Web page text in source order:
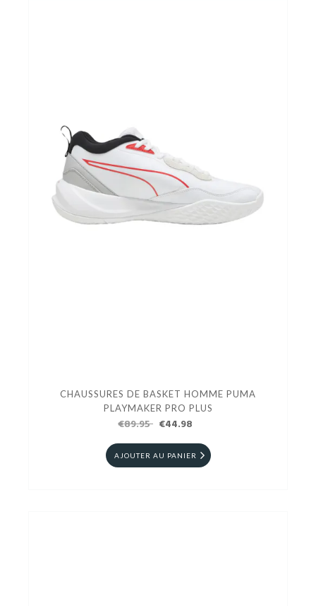
CHAUSSURES DE BASKET HOMME PUMA
PLAYMAKER PRO PLUS
€89.95 €44.98
AJOUTER AU PANIER